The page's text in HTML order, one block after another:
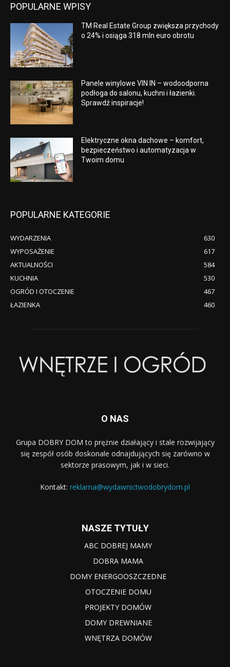
POPULARNE WPISY
TM Real Estate Group zwiększa przychody
o 24% i osiąga 318 mln euro obrotu
Panele winylowe VIN IN – wodoodporna
podłoga do salonu, kuchni i łazienki.
Sprawdź inspiracje!
Elektryczne okna dachowe – komfort,
bezpieczeństwo i automatyzacja w
Twoim domu
POPULARNE KATEGORIE
WYDARZENIA
630
WYPOSAŻENIE
617
AKTUALNOŚCI
584
KUCHNIA
530
OGRÓD I OTOCZENIE
467
ŁAZIENKA
460
O NAS
Grupa DOBRY DOM to prężnie działający i stale rozwijający
się zespół osób doskonale odnajdujących się zarówno w
sektorze prasowym, jak i w sieci.
Kontakt: reklama@wydawnictwodobrydom.pl
NASZE TYTUŁY
ABC DOBREJ MAMY
DOBRA MAMA
DOMY ENERGOOSZCZEDNE
OTOCZENIE DOMU
PROJEKTY DOMÓW
DOMY DREWNIANE
WNĘTRZA DOMÓW